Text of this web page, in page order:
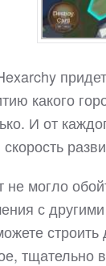
какого
И от
не могло
с
тщательно